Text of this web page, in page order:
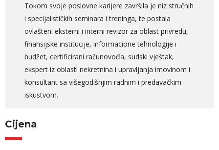
Tokom svoje poslovne karijere završila je niz stručnih
i specijalističkih seminara i treninga, te postala
ovlašteni eksterni i interni revizor za oblast privredu,
finansijske institucije, informacione tehnologije i
budžet, certificirani računovođa, sudski vještak,
ekspert iz oblasti nekretnina i upravljanja imovinom i
konsultant sa višegodišnjim radnim i predavačkim
iskustvom.
Cijena